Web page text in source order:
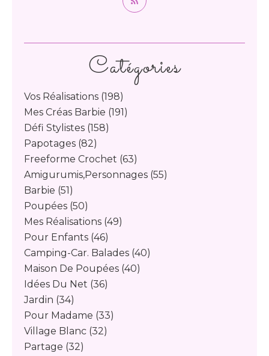
Catégories
Vos Réalisations (198)
Mes Créas Barbie (191)
Défi Stylistes (158)
Papotages (82)
Freeforme Crochet (63)
Amigurumis,personnages (55)
Barbie (51)
Poupées (50)
Mes Réalisations (49)
Pour Enfants (46)
Camping-Car. Balades (40)
Maison De Poupées (40)
Idées Du Net (36)
Jardin (34)
Pour Madame (33)
Village Blanc (32)
Partage (32)